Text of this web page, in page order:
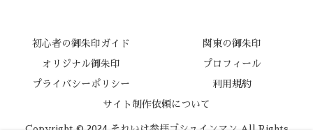
初心者の御朱印ガイド 関東の御朱印
オリジナル御朱印 プロフィール
プライバシーポリシー 利用規約
サイト制作依頼について